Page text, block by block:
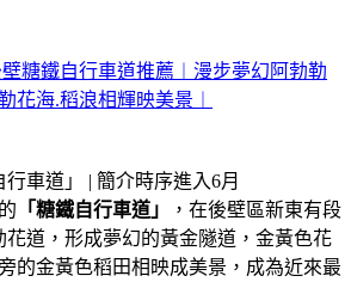
壁糖鐵自行車道推薦︱漫步夢幻阿勃勒
花海.稻浪相輝映美景︱
車道」 | 簡介時序進入6月
「糖鐵自行車道」
，在後壁區新東有段
花道，形成夢幻的黃金隧道，金黃色花
的金黃色稻田相映成美景，成為近來最